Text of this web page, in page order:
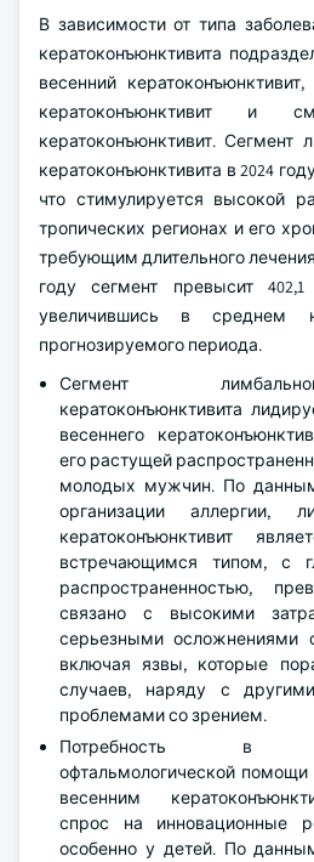
В зависимости от типа
кератоконъюнктивита
весенний
кератоконъюнктивит и
кератоконъюнктивит. Сегмент
кератоконъюнктивита в 2024
что стимулируется высокой
тропических регионах и его
требующим длительного
году сегмент превысит
увеличившись в среднем
прогнозируемого периода.
Сегмент
кератоконъюнктивита
весеннего
его растущей
молодых мужчин. По
организации аллергии,
кератоконъюнктивит
встречающимся типом, с
распространенностью,
связано с высокими
серьезными осложнениями
включая язвы, которые
случаев, наряду с
проблемами со зрением.
Потребность в
офтальмологической
весенним
спрос на инновационные
особенно у детей. По